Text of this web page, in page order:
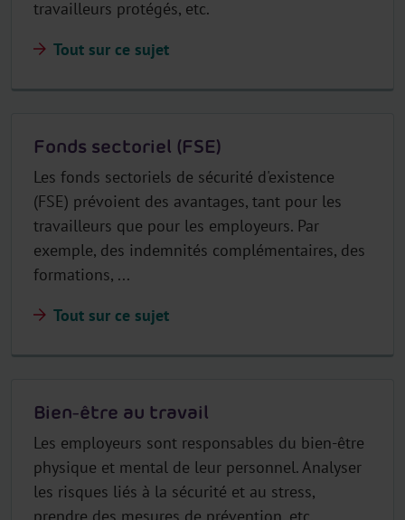
travailleurs protégés, etc.
Tout sur ce sujet
Fonds sectoriel (FSE)
Les fonds sectoriels de sécurité d'existence
(FSE) prévoient des avantages, tant pour les
travailleurs que pour les employeurs. Par
exemple, des indemnités complémentaires, des
formations, ...
Tout sur ce sujet
Bien-être au travail
Les employeurs sont responsables du bien-être
physique et mental de leur personnel. Analyser
les risques liés à la sécurité et au stress,